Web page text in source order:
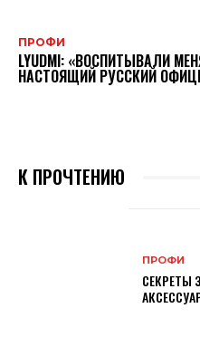
ПРОФИ
LYUDMI: «ВОСПИТЫВАЛИ
НАСТОЯЩИЙ РУССКИЙ
К ПРОЧТЕНИЮ
ПРОФИ
СЕКРЕТЫ